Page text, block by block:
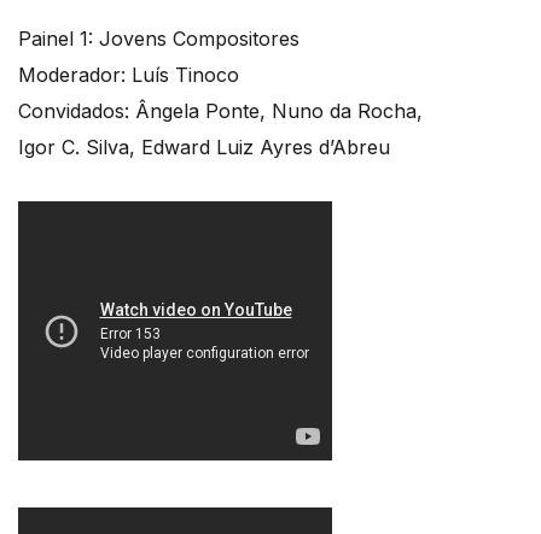
Painel 1: Jovens Compositores
Moderador: Luís Tinoco
Convidados: Ângela Ponte, Nuno da Rocha,
Igor C. Silva, Edward Luiz Ayres d’Abreu